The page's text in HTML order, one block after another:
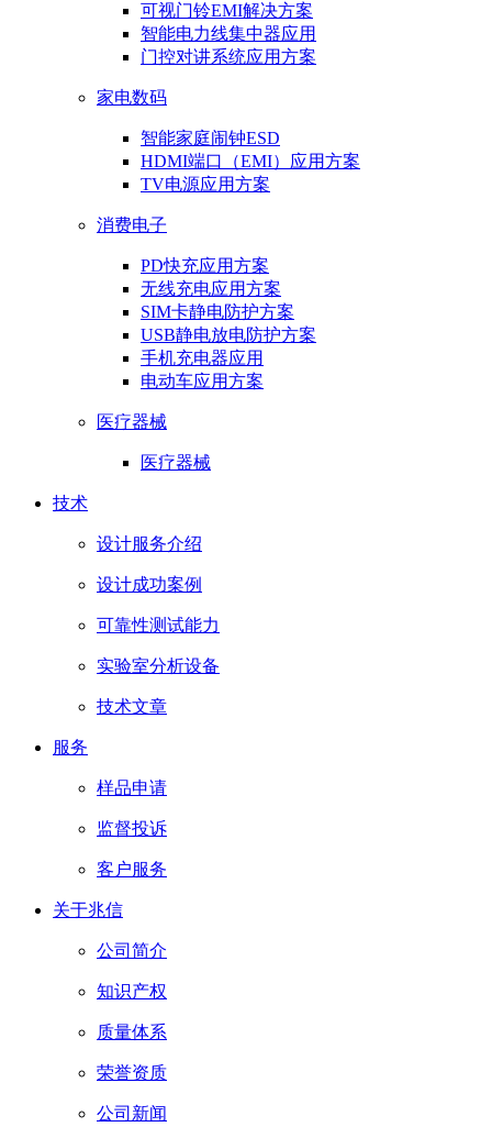
可视门铃EMI解决方案
智能电力线集中器应用
门控对讲系统应用方案
家电数码
智能家庭闹钟ESD
HDMI端口（EMI）应用方案
TV电源应用方案
消费电子
PD快充应用方案
无线充电应用方案
SIM卡静电防护方案
USB静电放电防护方案
手机充电器应用
电动车应用方案
医疗器械
医疗器械
技术
设计服务介绍
设计成功案例
可靠性测试能力
实验室分析设备
技术文章
服务
样品申请
监督投诉
客户服务
关于兆信
公司简介
知识产权
质量体系
荣誉资质
公司新闻